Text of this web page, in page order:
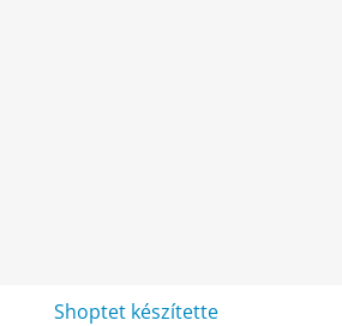
Shoptet készítette